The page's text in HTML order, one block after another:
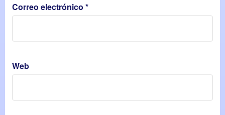
Correo electrónico *
Web